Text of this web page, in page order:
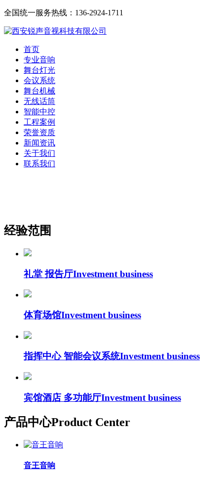
全国统一服务热线：136-2924-1711
首页
专业音响
舞台灯光
会议系统
舞台机械
无线话筒
智能中控
工程案例
荣誉资质
新闻资讯
关于我们
联系我们
经验范围
礼堂 报告厅Investment business
体育场馆Investment business
指挥中心 智能会议系统Investment business
宾馆酒店 多功能厅Investment business
产品中心Product Center
音王音响